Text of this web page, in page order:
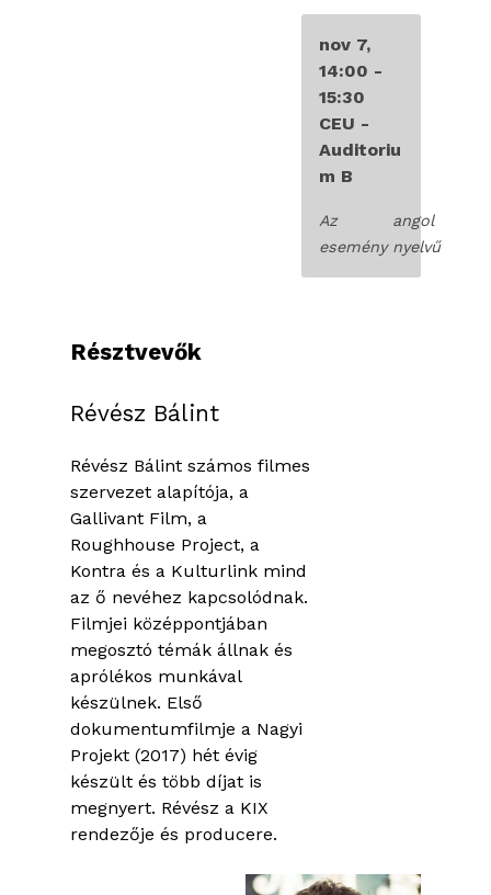
nov 7,
14:00 -
15:30
CEU -
Auditoriu
m B
Az
esemény
angol
nyelvű
Résztvevők
Révész Bálint
Révész Bálint számos filmes
szervezet alapítója, a
Gallivant Film, a
Roughhouse Project, a
Kontra és a Kulturlink mind
az ő nevéhez kapcsolódnak.
Filmjei középpontjában
megosztó témák állnak és
aprólékos munkával
készülnek. Első
dokumentumfilmje a Nagyi
Projekt (2017) hét évig
készült és több díjat is
megnyert. Révész a KIX
rendezője és producere.